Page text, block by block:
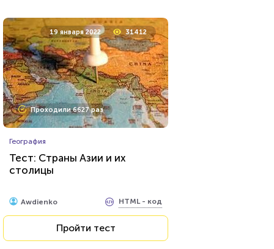
17 декабря 2021
Проходили 1622 раза
Фильмы
Сможете назвать 100% этих
голливудских звёзд?
Пройти тест
19 января 2022 31412
Проходили 6627 раз
География
Тест: Страны Азии и их
столицы
Awdienko HTML - код
Пройти тест